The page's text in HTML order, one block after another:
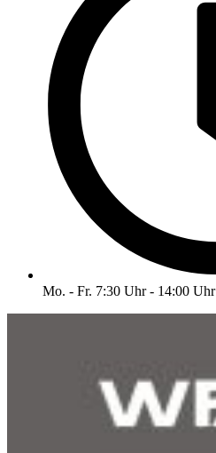
Mo. - Fr. 7:30 Uhr - 14:00 Uhr